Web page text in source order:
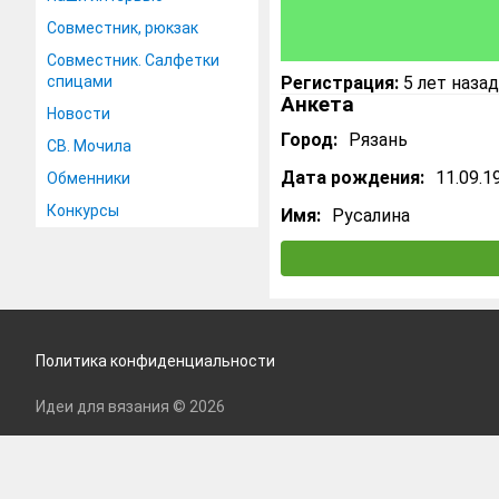
Совместник, рюкзак
Совместник. Салфетки
спицами
Новости
СВ. Мочила
Обменники
Конкурсы
Регистрация: 5 лет назад
Анкета
Город: Рязань
Дата рождения:
Имя: Русалина
Политика конфиденциальности
Идеи для вязания © 2026